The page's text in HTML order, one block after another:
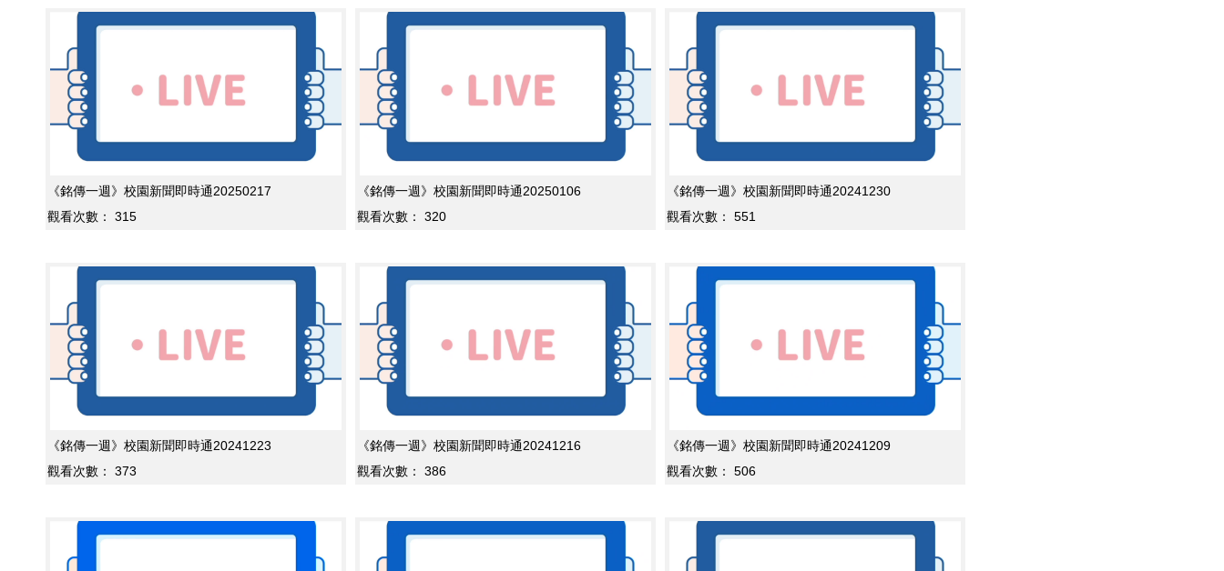
《銘傳一週》校園新聞即時通20250217
觀看次數：
315
《銘傳一週》校園新聞即時通20250106
觀看次數：
320
《銘傳一週》校園新聞即時通20241230
觀看次數：
551
《銘傳一週》校園新聞即時通20241223
觀看次數：
373
《銘傳一週》校園新聞即時通20241216
觀看次數：
386
《銘傳一週》校園新聞即時通20241209
觀看次數：
506